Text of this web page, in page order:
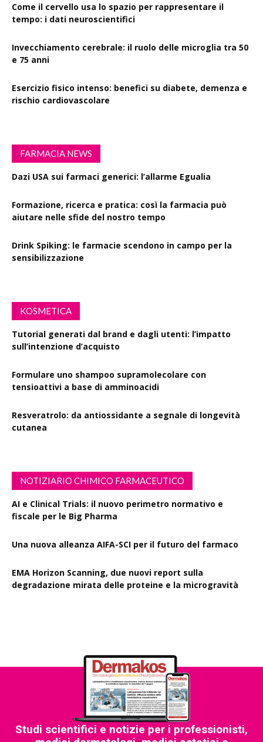
Come il cervello usa lo spazio per rappresentare il
tempo: i dati neuroscientifici
Invecchiamento cerebrale: il ruolo delle microglia tra 50
e 75 anni
Esercizio fisico intenso: benefici su diabete, demenza e
rischio cardiovascolare
FARMACIA NEWS
Dazi USA sui farmaci generici: l’allarme Egualia
Formazione, ricerca e pratica: così la farmacia può
aiutare nelle sfide del nostro tempo
Drink Spiking: le farmacie scendono in campo per la
sensibilizzazione
KOSMETICA
Tutorial generati dal brand e dagli utenti: l’impatto
sull’intenzione d’acquisto
Formulare uno shampoo supramolecolare con
tensioattivi a base di amminoacidi
Resveratrolo: da antiossidante a segnale di longevità
cutanea
NOTIZIARIO CHIMICO FARMACEUTICO
AI e Clinical Trials: il nuovo perimetro normativo e
fiscale per le Big Pharma
Una nuova alleanza AIFA-SCI per il futuro del farmaco
EMA Horizon Scanning, due nuovi report sulla
degradazione mirata delle proteine e la microgravità
Studi scientifici e notizie per i professionisti,